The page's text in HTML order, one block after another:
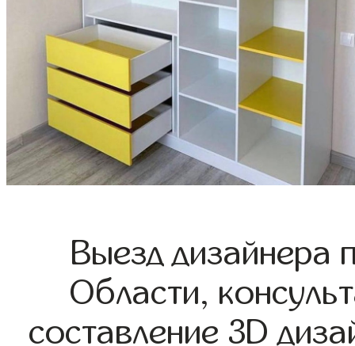
Выезд дизайнера
Области,
составление 3D